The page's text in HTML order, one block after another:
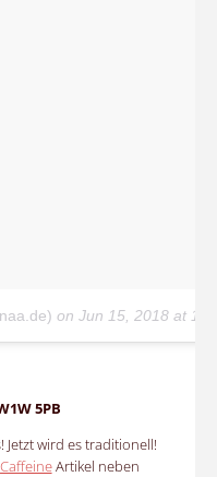
on Jun 15, 2018 at
5PB
Jetzt wird es traditionell!
CaffeineArtikel neben